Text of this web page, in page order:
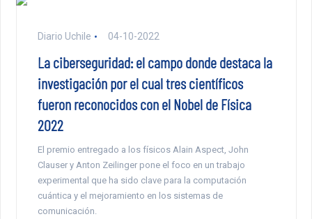
Diario Uchile 04-10-2022
La ciberseguridad: el campo donde destaca la
investigación por el cual tres científicos
fueron reconocidos con el Nobel de Física
2022
El premio entregado a los físicos Alain Aspect, John
Clauser y Anton Zeilinger pone el foco en un trabajo
experimental que ha sido clave para la computación
cuántica y el mejoramiento en los sistemas de
comunicación.